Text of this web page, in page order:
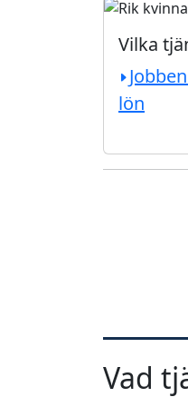
Vilka
lön
Vad